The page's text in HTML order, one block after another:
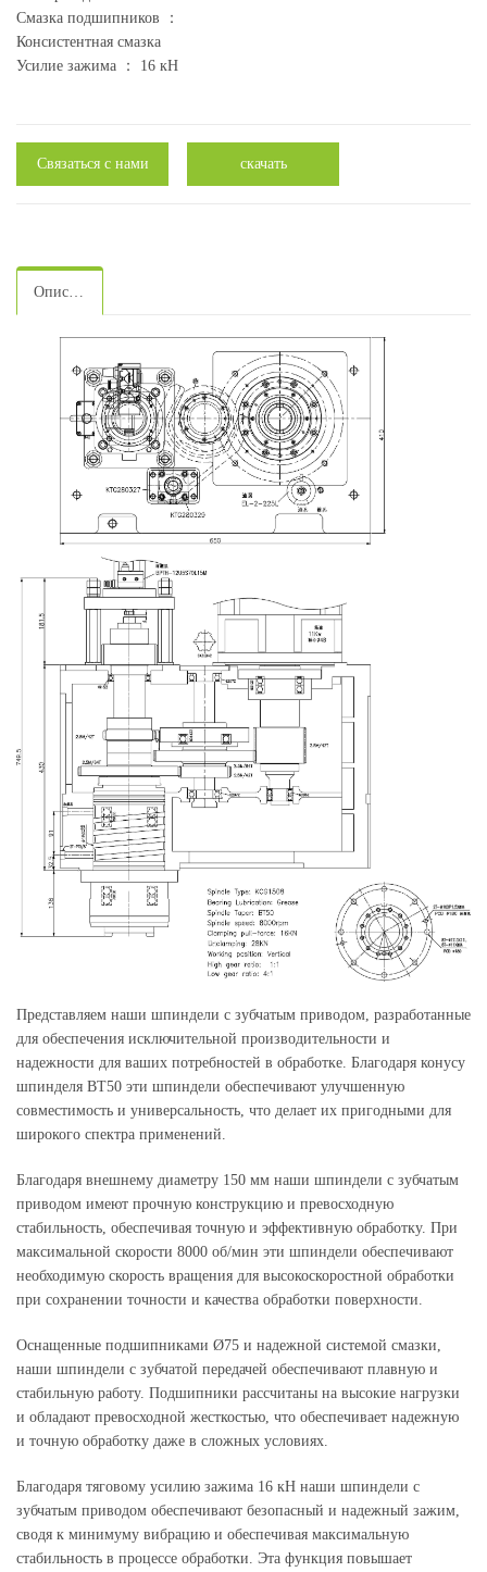
Смазка подшипников ：
Консистентная смазка
Усилие зажима ： 16 кН
Связаться с нами скачать
Описание
Представляем наши шпиндели с зубчатым приводом, разработанные
для обеспечения исключительной производительности и
надежности для ваших потребностей в обработке. Благодаря конусу
шпинделя BT50 эти шпиндели обеспечивают улучшенную
совместимость и универсальность, что делает их пригодными для
широкого спектра применений.
Благодаря внешнему диаметру 150 мм наши шпиндели с зубчатым
приводом имеют прочную конструкцию и превосходную
стабильность, обеспечивая точную и эффективную обработку. При
максимальной скорости 8000 об/мин эти шпиндели обеспечивают
необходимую скорость вращения для высокоскоростной обработки
при сохранении точности и качества обработки поверхности.
Оснащенные подшипниками Ø75 и надежной системой смазки,
наши шпиндели с зубчатой передачей обеспечивают плавную и
стабильную работу. Подшипники рассчитаны на высокие нагрузки
и обладают превосходной жесткостью, что обеспечивает надежную
и точную обработку даже в сложных условиях.
Благодаря тяговому усилию зажима 16 кН наши шпиндели с
зубчатым приводом обеспечивают безопасный и надежный зажим,
сводя к минимуму вибрацию и обеспечивая максимальную
стабильность в процессе обработки. Эта функция повышает